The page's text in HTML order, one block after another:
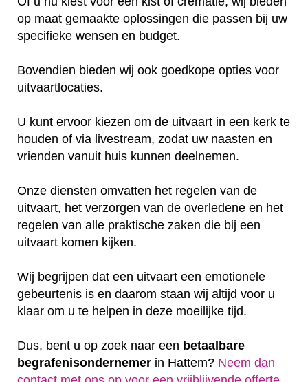
op maat gemaakte oplossingen die passen bij uw
specifieke wensen en budget.
Bovendien bieden wij ook goedkope opties voor
uitvaartlocaties.
U kunt ervoor kiezen om de uitvaart in een kerk te
houden of via livestream, zodat uw naasten en
vrienden vanuit huis kunnen deelnemen.
Onze diensten omvatten het regelen van de
uitvaart, het verzorgen van de overledene en het
regelen van alle praktische zaken die bij een
uitvaart komen kijken.
Wij begrijpen dat een uitvaart een emotionele
gebeurtenis is en daarom staan wij altijd voor u
klaar om u te helpen in deze moeilijke tijd.
Dus, bent u op zoek naar een betaalbare
begrafenisondernemer in Hattem? Neem dan